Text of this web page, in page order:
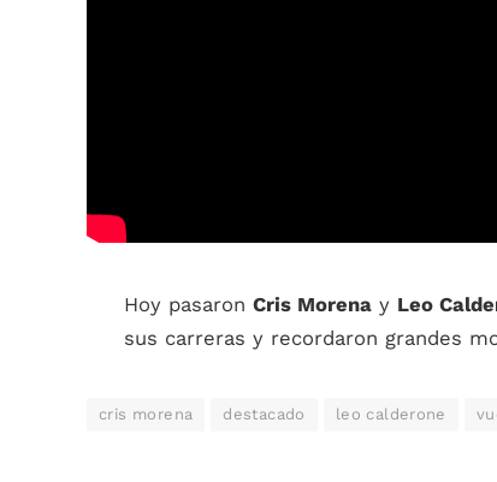
Hoy pasaron Cris Morena y Leo
sus carreras y recordaron grandes
cris morena destacado leo calderone